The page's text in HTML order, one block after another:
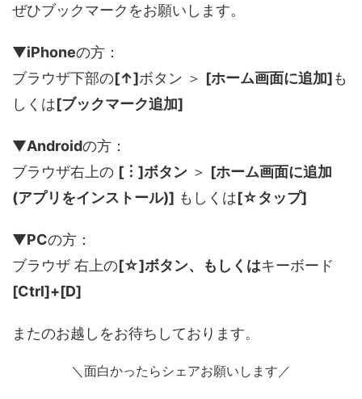
ぜひブックマークをお願いします。
▼iPhoneの方：
ブラウザ下部の[↑]ボタン ＞ [ホーム画面に追加]も
しくは[ブックマーク追加]
▼Androidの方：
ブラウザ右上の [︙]ボタン ＞ [ホーム画面に追加
(アプリをインストール)] もしくは[☆タップ]
▼PCの方：
ブラウザ 右上の[☆]ボタン、もしくはキーボード
[Ctrl]+[D]
またのお越しをお待ちしております。
＼面白かったらシェアお願いします／